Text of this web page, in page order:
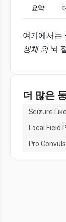
요약
여기에서는
생체 외뇌
더 많은
Seizure
Local Field
Pro